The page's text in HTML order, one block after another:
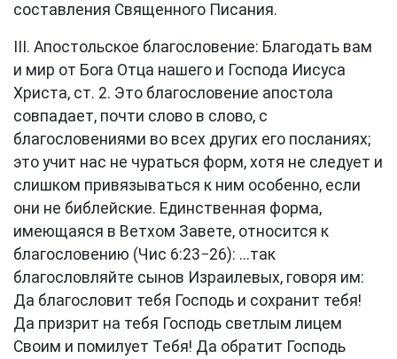
составления Священного Писания.
III. Апостольское благословение: Благодать вам
и мир от Бога Отца нашего и Господа Иисуса
Христа, ст. 2. Это благословение апостола
совпадает, почти слово в слово, с
благословениями во всех других его посланиях;
это учит нас не чураться форм, хотя не следует и
слишком привязываться к ним особенно, если
они не библейские. Единственная форма,
имеющаяся в Ветхом Завете, относится к
благословению (Чис 6:23−26): ...так
благословляйте сынов Израилевых, говоря им:
Да благословит тебя Господь и сохранит тебя!
Да призрит на тебя Господь светлым лицем
Своим и помилует Тебя! Да обратит Господь